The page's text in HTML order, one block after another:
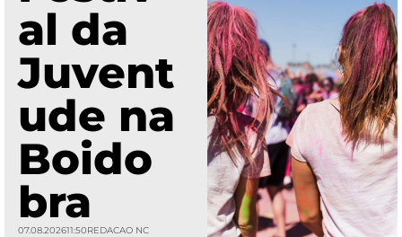
al da
Juvent
ude na
Boido
bra
07.08.202611:50REDACAO NC